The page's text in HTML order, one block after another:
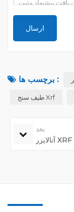
برچسب ها :
طیف سنج Xrf
بعد